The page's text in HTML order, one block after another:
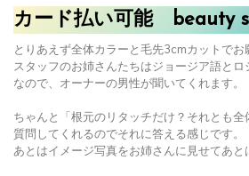
カード払い可能 beauty
とりあえず全体カラーと毛先3cmカットでお
スタッフのお姉さんたちはジョージア語とロ
なので、オーナーの男性が聞いてくれます。
ちゃんと「根元のリタッチだけ？それとも全
質問してくれるのでそれに答える感じです。
あとはイメージ写真をお姉さんに見せてあと